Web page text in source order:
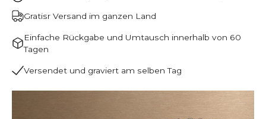
Gratisr Versand im ganzen Land
Einfache Rückgabe und Umtausch innerhalb von 60
Tagen
Versendet und graviert am selben Tag